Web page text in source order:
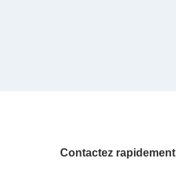
Contactez rapidement